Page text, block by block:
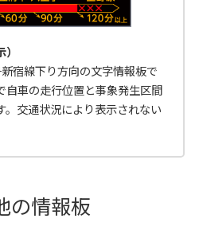
宿線下り方向の文字情報板で
自車の走行位置と事象発生区間
。交通状況により表示されない
の情報板